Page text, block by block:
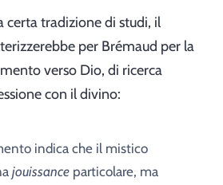
certa tradizione di studi, il
per Brémaud per la
verso Dio, di ricerca
con il divino:
indica che il mistico
jouissance particolare, ma